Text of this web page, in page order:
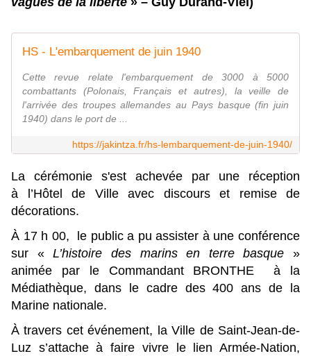
HS - L'embarquement de juin 1940
Cette revue relate l'embarquement de 3000 à 5000
combattants (Polonais, Français et autres), la veille de
l'arrivée des troupes allemandes au Pays basque (fin juin
1940) dans le port de ...
https://jakintza.fr/hs-lembarquement-de-juin-1940/
La cérémonie s'est achevée par une réception
à l’Hôtel de Ville avec discours et remise de
décorations.
À 17 h 00, le public a pu assister à une conférence
sur «L’histoire des marins en terre basque »
animée par
le Commandant BRONTHE à la
Médiathèque, dans le cadre des 400 ans de la
Marine nationale.
À travers cet événement, la Ville de Saint-Jean-de-
Luz s’attache à faire vivre le lien Armée-Nation,